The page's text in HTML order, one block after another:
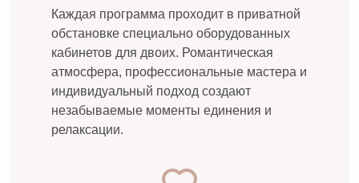
Каждая программа проходит в приватной
обстановке специально оборудованных
кабинетов для двоих. Романтическая
атмосфера, профессиональные мастера и
индивидуальный подход создают
незабываемые моменты единения и
релаксации.